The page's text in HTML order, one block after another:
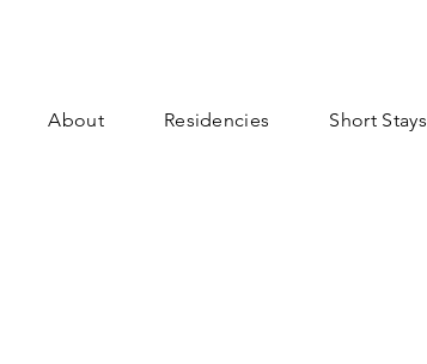
About Residencies Short Stays